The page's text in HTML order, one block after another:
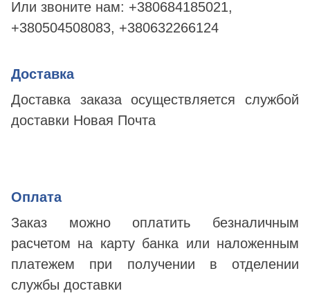
Или звоните нам: +380684185021,
+380504508083, +380632266124
Доставка
Доставка заказа осуществляется службой
доставки Новая Почта
Оплата
Заказ можно оплатить безналичным
расчетом на карту банка или наложенным
платежем при получении в отделении
службы доставки